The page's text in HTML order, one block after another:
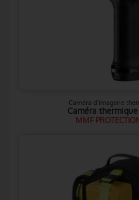
Caméra d'imagerie
Caméra
MMF